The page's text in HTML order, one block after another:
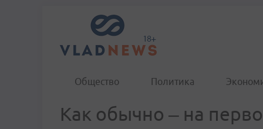
Общество Политика
Как обычно – на